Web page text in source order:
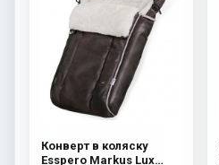
Конверт в коляску
Esspero Markus Lux